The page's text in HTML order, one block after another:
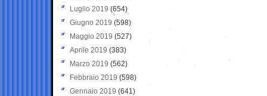
Luglio 2019 (654)
Giugno 2019 (598)
Maggio 2019 (527)
Aprile 2019 (383)
Marzo 2019 (562)
Febbraio 2019 (598)
Gennaio 2019 (641)